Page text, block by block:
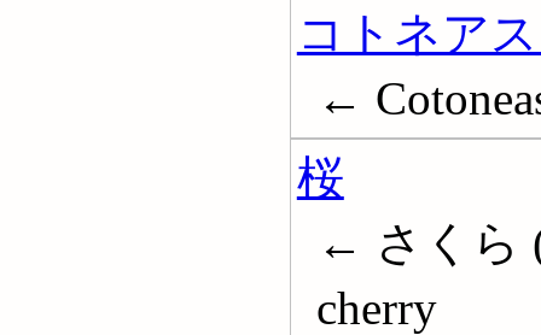
コトネア
←
桜
← さくら (
cherry